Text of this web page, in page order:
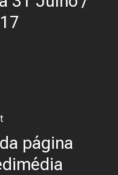
página